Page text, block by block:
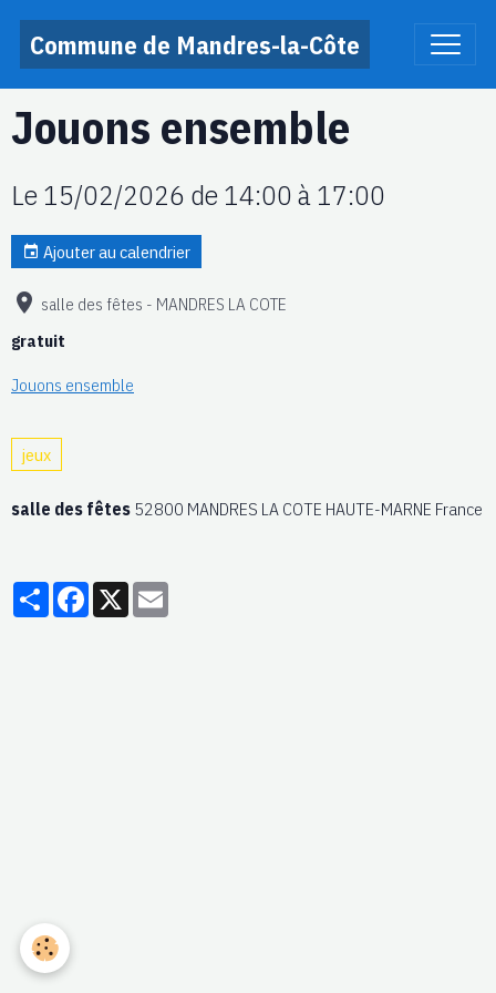
Commune de Mandres-la-Côte
Jouons ensemble
Le 15/02/2026 de 14:00à 17:00
Ajouter au calendrier
salle des fêtes - MANDRES LA COTE
gratuit
Jouons ensemble
jeux
salle des fêtes 52800 MANDRES LA COTE HAUTE-MARNE France
PartagerFacebook
X